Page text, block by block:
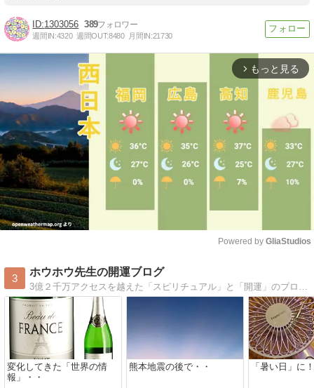
1303056 389
週間IN:4320 週間OUT:8480 月間IN:21730
arrow_forward_ios もっと見る
Powered by GliaStudios
3
ホウホウ先生の開運ブログ
3億２千万アクセスを越えた「スピリチュアル」と「開運」のブログです。「幸せや開運を望む方」や「今のあなたの運気」をアップしたい方にお勧めです。
変化してきた「世界の情
報」・・
熊本地震の後で・・ 「暑い日」に！